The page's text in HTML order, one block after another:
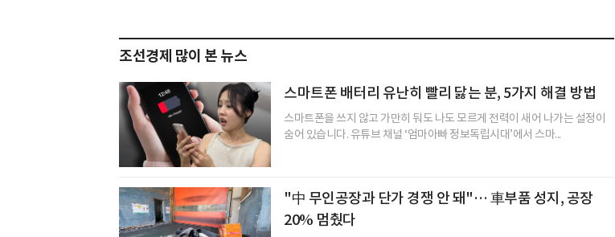
조선경제 많이 본 뉴스
스마트폰 배터리 유난히 빨리 닳는 분, 5가지 해결 방법
스마트폰을 쓰지 않고 가만히 둬도 나도 모르게 전력이 새어 나가는 설정이
숨어 있습니다. 유튜브 채널 ‘엄마아빠 정보독립시대’에서 스마...
"中 무인공장과 단가 경쟁 안 돼"… 車부품 성지, 공장
20% 멈췄다